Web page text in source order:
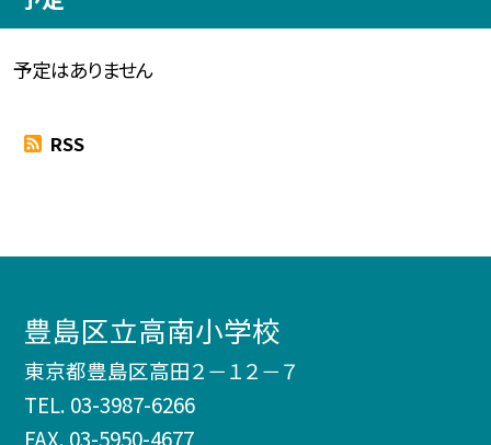
予定はありません
RSS
豊島区立高南小学校
東京都豊島区高田２－１２－７
TEL. 03-3987-6266
FAX. 03-5950-4677